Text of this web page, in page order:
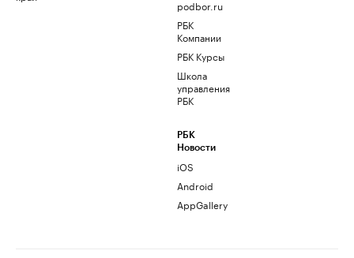
podbor.ru
РБК
Компании
РБК Курсы
Школа
управления
РБК
РБК
Новости
iOS
Android
AppGallery